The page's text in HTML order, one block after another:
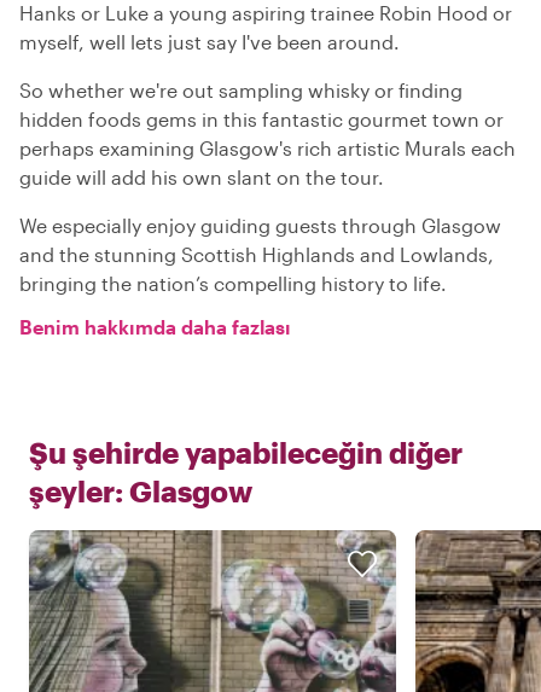
Hanks or Luke a young aspiring trainee Robin Hood or
myself, well lets just say I've been around.
So whether we're out sampling whisky or finding
hidden foods gems in this fantastic gourmet town or
perhaps examining Glasgow's rich artistic Murals each
guide will add his own slant on the tour.
We especially enjoy guiding guests through Glasgow
and the stunning Scottish Highlands and Lowlands,
bringing the nation’s compelling history to life.
Benim hakkımda daha fazlası
Şu şehirde yapabileceğin diğer
şeyler: Glasgow